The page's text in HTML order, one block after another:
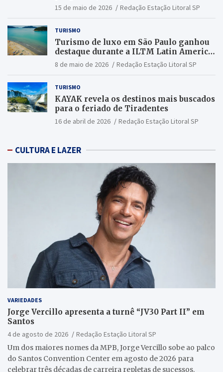
15 de maio de 2026 Redação Estação Litoral SP
TURISMO
Turismo de luxo em São Paulo ganhou
destaque durante a ILTM Latin America
2026
8 de maio de 2026 Redação Estação Litoral SP
TURISMO
KAYAK revela os destinos mais buscados
para o feriado de Tiradentes
16 de abril de 2026 Redação Estação Litoral SP
CULTURA E LAZER
VARIEDADES
Jorge Vercillo apresenta a turnê “JV30 Part II” em
Santos
4 de agosto de 2026
Redação Estação Litoral SP
Um dos maiores nomes da MPB, Jorge Vercillo sobe ao palco
do Santos Convention Center em agosto de 2026 para
celebrar três décadas de carreira repletas de sucessos.